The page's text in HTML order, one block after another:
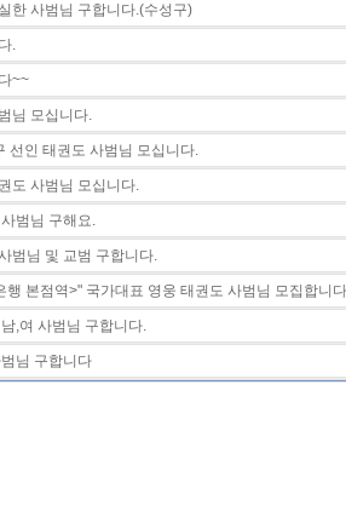
한 사범님 구합니다.(수성구)
.
~~
님 모십니다.
선인 태권도 사범님 모십니다.
도 사범님 모십니다.
범님 구해요.
범님 및 교범 구합니다.
행 본점역>" 국가대표 영웅 태권도 사범님 모집합니
,여 사범님 구합니다.
님 구합니다